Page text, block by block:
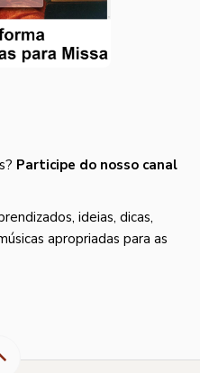
Participe do nosso canal
ideias, dicas,
apropriadas para as